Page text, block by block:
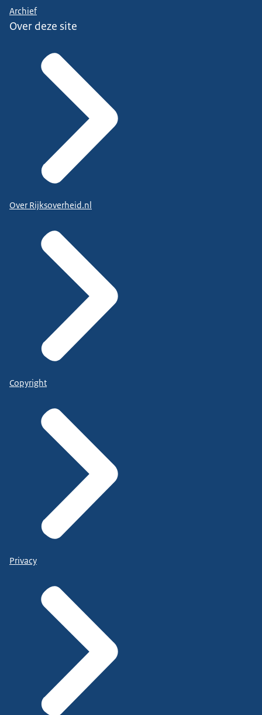
Archief
Over deze site
Over Rijksoverheid.nl
Copyright
Privacy